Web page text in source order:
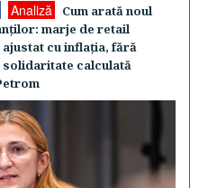
Analiză
Cum arată noul
marje de retail
ajustat cu inflaţia, fără
solidaritate calculată